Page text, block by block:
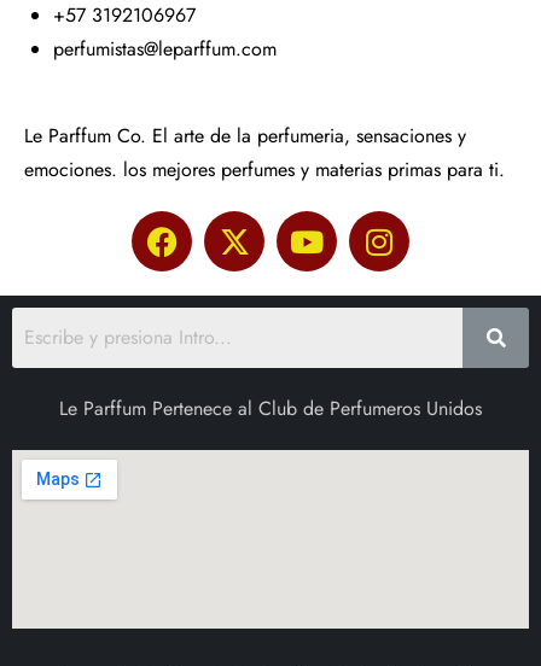
+57 3192106967
perfumistas@leparffum.com
Le Parffum Co. El arte de la perfumeria, sensaciones y
emociones. los mejores perfumes y materias primas para ti.
Le Parffum Pertenece al Club de Perfumeros Unidos